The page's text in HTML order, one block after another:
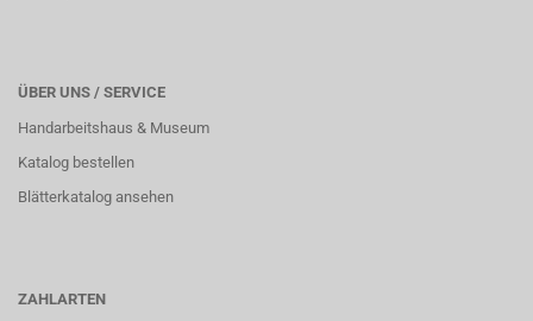
ÜBER UNS / SERVICE
Handarbeitshaus & Museum
Katalog bestellen
Blätterkatalog ansehen
ZAHLARTEN